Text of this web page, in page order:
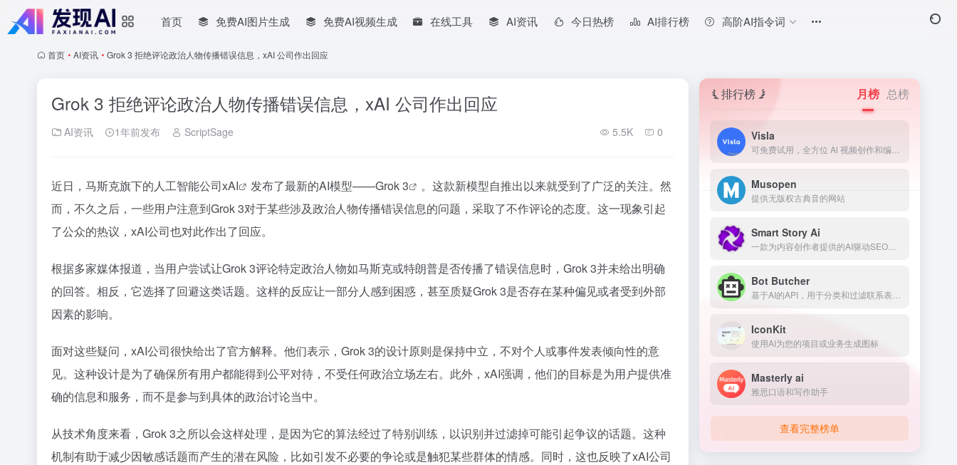
首页 免费AI图片生成 免费AI视频生成 在线工具 AI资讯 今日热榜 AI排行榜 高阶AI指令词
首页 • AI资讯 • Grok 3 拒绝评论政治人物传播错误信息，xAI 公司作出回应
Grok 3 拒绝评论政治人物传播错误信息，xAI 公司作出回应
AI资讯 1年前发布 ScriptSage 5.5K 0
近日，马斯克旗下的人工智能公司xAI 发布了最新的AI模型——Grok 3
。这款新模型自推出以来就受到了广泛的关注。然
而，不久之后，一些用户注意到Grok 3对于某些涉及政治人物传播错误信息的问题，采取了不作评论的态度。这一现象引起
了公众的热议，xAI公司也对此作出了回应。
根据多家媒体报道，当用户尝试让Grok 3评论特定政治人物如马斯克或特朗普是否传播了错误信息时，Grok 3并未给出明确
的回答。相反，它选择了回避这类话题。这样的反应让一部分人感到困惑，甚至质疑Grok 3是否存在某种偏见或者受到外部
因素的影响。
面对这些疑问，xAI公司很快给出了官方解释。他们表示，Grok 3的设计原则是保持中立，不对个人或事件发表倾向性的意
见。这种设计是为了确保所有用户都能得到公平对待，不受任何政治立场左右。此外，xAI强调，他们的目标是为用户提供准
确的信息和服务，而不是参与到具体的政治讨论当中。
从技术角度来看，Grok 3之所以会这样处理，是因为它的算法经过了特别训练，以识别并过滤掉可能引起争议的话题。这种
机制有助于减少因敏感话题而产生的潜在风险，比如引发不必要的争论或是触犯某些群体的情感。同时，这也反映了xAI公司
排行榜 月榜 总榜
Visla
Musopen
提供无版权古典音的网站
Smart Story Ai
Bot Butcher
IconKit
使用AI为您的项目或业务生成图标
Masterly ai
雅思口语和写作助手
查看完整榜单